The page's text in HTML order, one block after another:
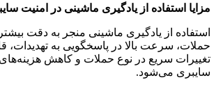
مزایا استفاده از یادگیری ماشینی در امنیت
استفاده از یادگیری ماشینی منجر به دقت
حملات، سرعت بالا در پاسخگویی به تهدیدات،
تغییرات سریع در نوع حملات و کاهش
سایبری می‌شود.